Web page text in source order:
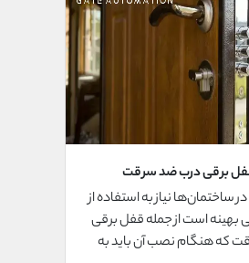
برقی درب ضد سرقت
ساختمان‌ها نیاز به استفاده از
بهینه است از جمله قفل برقی
که هنگام نصب آن باید به